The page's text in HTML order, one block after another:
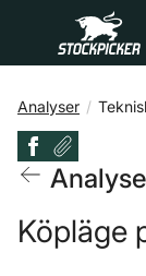
Gå till
Analyser
Köpläge